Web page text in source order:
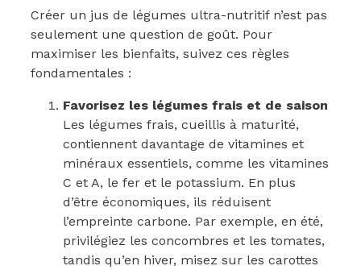
Créer un jus de légumes ultra-nutritif n’est pas
seulement une question de goût. Pour
maximiser les bienfaits, suivez ces règles
fondamentales :
Favorisez les légumes frais et de saison
Les légumes frais, cueillis à maturité,
contiennent davantage de vitamines et
minéraux essentiels, comme les vitamines
C et A, le fer et le potassium. En plus
d’être économiques, ils réduisent
l’empreinte carbone. Par exemple, en été,
privilégiez les concombres et les tomates,
tandis qu’en hiver, misez sur les carottes